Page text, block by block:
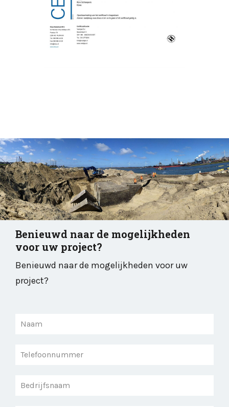
Benieuwd naar de mogelijkheden
voor uw project?
Benieuwd naar de mogelijkheden voor uw
project?